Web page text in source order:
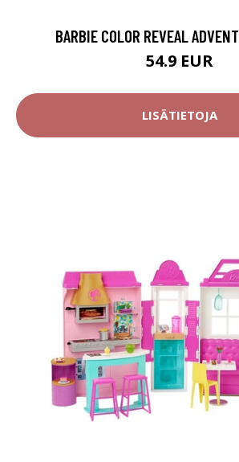
BARBIE COLOR REVEAL
54.9 EUR
LISÄTIETOJA